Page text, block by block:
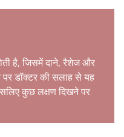
है, जिसमें दाने, रैशेज और
डॉक्टर की सलाह से यह
कुछ लक्षण दिखने पर